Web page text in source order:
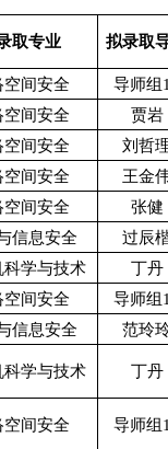
取专业 拟录取
空间安全 导师组
空间安全
贾岩
空间安全
刘哲
空间安全
王金
空间安全
张健
信息安全
过辰
科学与技术
丁丹
空间安全 导师组
信息安全 范玲
科学与技术 丁丹
空间安全 导师组